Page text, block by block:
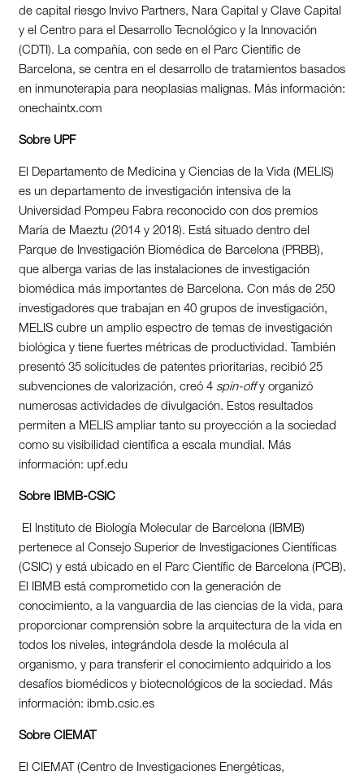
de capital riesgo Invivo Partners, Nara Capital y Clave Capital
y el Centro para el Desarrollo Tecnológico y la Innovación
(CDTI). La compañía, con sede en el Parc Científic de
Barcelona, se centra en el desarrollo de tratamientos basados
en inmunoterapia para neoplasias malignas. Más información:
onechaintx.com
Sobre UPF
El Departamento de Medicina y Ciencias de la Vida (MELIS)
es un departamento de investigación intensiva de la
Universidad Pompeu Fabra reconocido con dos premios
María de Maeztu (2014 y 2018). Está situado dentro del
Parque de Investigación Biomédica de Barcelona (PRBB),
que alberga varias de las instalaciones de investigación
biomédica más importantes de Barcelona. Con más de 250
investigadores que trabajan en 40 grupos de investigación,
MELIS cubre un amplio espectro de temas de investigación
biológica y tiene fuertes métricas de productividad. También
presentó 35 solicitudes de patentes prioritarias, recibió 25
subvenciones de valorización, creó 4 spin-offy organizó
numerosas actividades de divulgación. Estos resultados
permiten a MELIS ampliar tanto su proyección a la sociedad
como su visibilidad científica a escala mundial. Más
información: upf.edu
Sobre IBMB-CSIC
El Instituto de Biología Molecular de Barcelona (IBMB)
pertenece al Consejo Superior de Investigaciones Científicas
(CSIC) y está ubicado en el Parc Científic de Barcelona (PCB).
El IBMB está comprometido con la generación de
conocimiento, a la vanguardia de las ciencias de la vida, para
proporcionar comprensión sobre la arquitectura de la vida en
todos los niveles, integrándola desde la molécula al
organismo, y para transferir el conocimiento adquirido a los
desafíos biomédicos y biotecnológicos de la sociedad. Más
información: ibmb.csic.es
Sobre CIEMAT
El CIEMAT (Centro de Investigaciones Energéticas,